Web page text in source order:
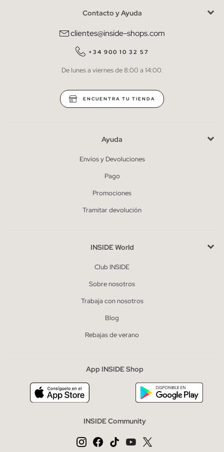
He leído y entiendo lapolítica de privacidad
QUIERO SUSCRIBIRME
* Puedes cancelar la suscripción en cualquier momento.
Contacto y Ayuda
clientes@inside-shops.com
+34 900 10 32 57
De lunes a viernes de 8:00 a 14:00.
ENCUENTRA TU TIENDA
Ayuda
Envíos y Devoluciones
Pago
Promociones
Tramitar devolución
INSIDE World
Club INSIDE
Sobre nosotros
Trabaja con nosotros
Blog
Rebajas de verano
App INSIDE Shop
INSIDE Community